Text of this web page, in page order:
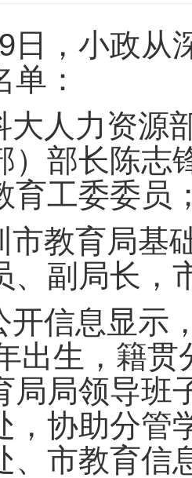
日，小政从
单：
大人力资源
）部长陈志
育工委委员
市教育局基
、副局长，
开信息显示
出生，籍
局局领导班
，协助分管
、市教育信